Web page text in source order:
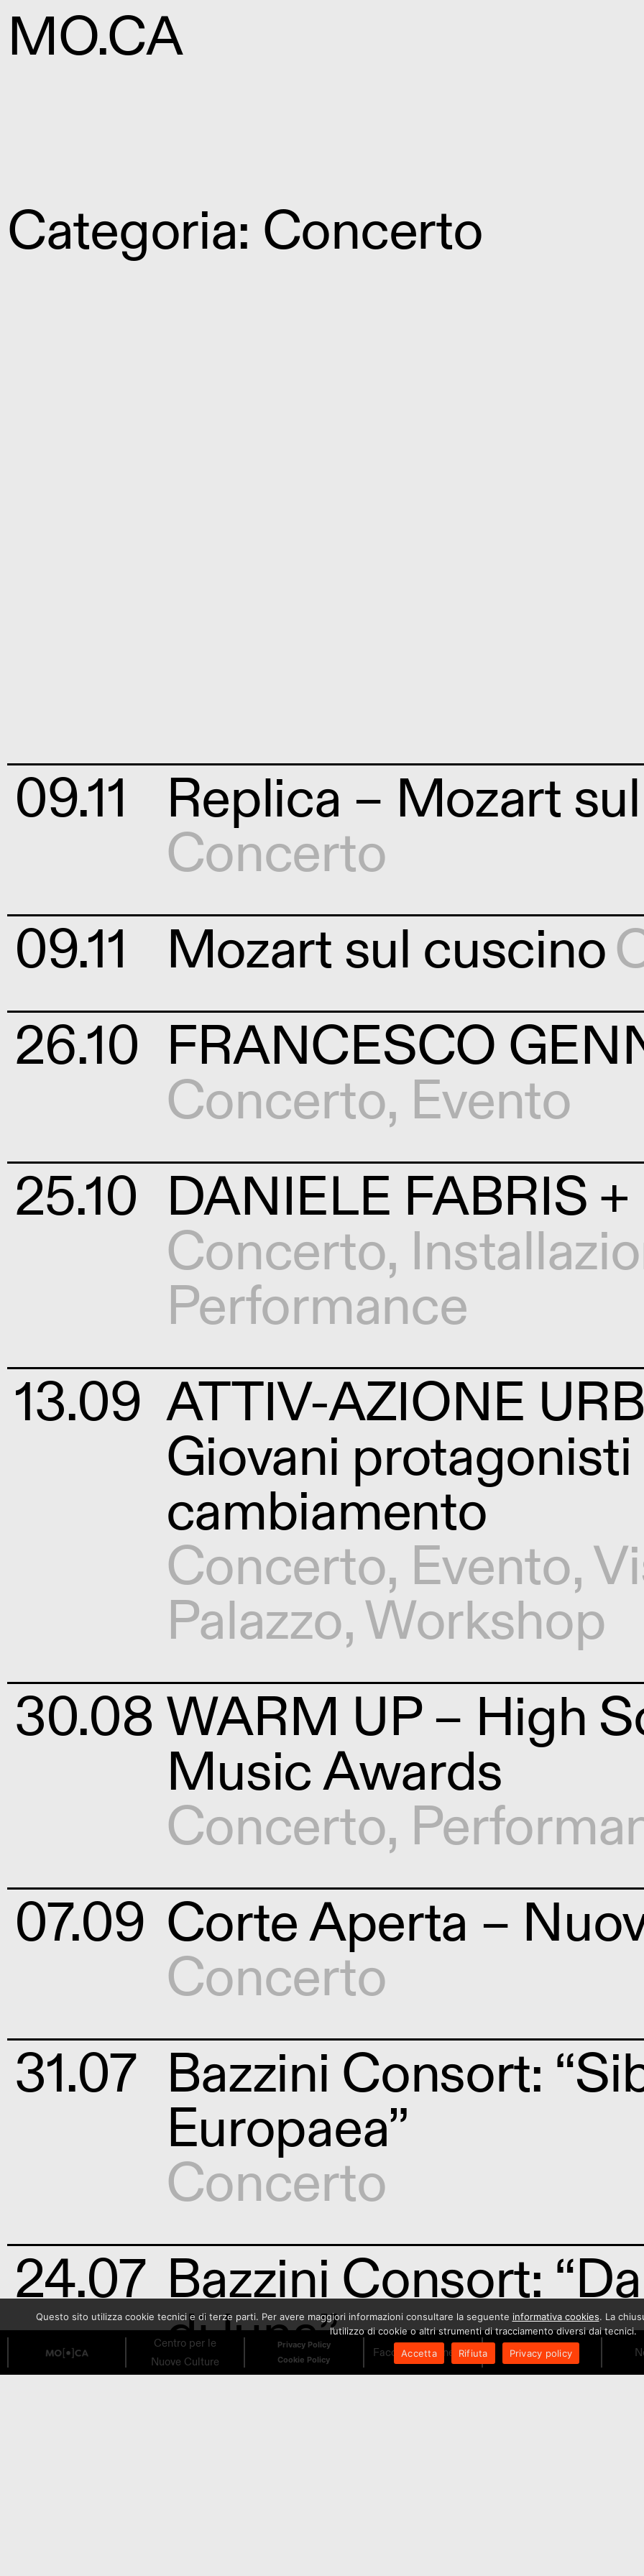
MO.CA
Categoria: Concerto
09.11 Replica – Mozart
Concerto
09.11
Mozart sul cuscino
26.10 FRANCESCO
Concerto, Evento
25.10 DANIELE FABRIS
Concerto,
Performance
13.09 ATTIV-AZIONE
Giovani
cambiamento
Concerto, Evento,
Palazzo,Workshop
30.08 WARM UP – High
Music Awards
Concerto,
07.09 Corte Aperta –
Concerto
31.07 Bazzini Consort:
Europaea”
Concerto
24.07 Bazzini Consort:
di luna”
Concerto
Centro per le
Nuove Culture
Privacy Policy
Cookie Policy
Facciamo il Cinema! Orari
Questo sito utilizza cookie tecnici e di terze parti. Per avere maggiori informazioni consultare la seguente informativa cookies. La
l’utilizzo di cookie o altri strumenti di tracciamento diversi dai tecnici.
Accetta
Rifiuta Privacy policy